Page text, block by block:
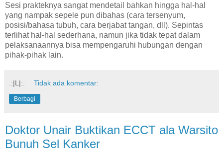
Sesi prakteknya sangat mendetail bahkan hingga hal-hal
yang nampak sepele pun dibahas (cara tersenyum,
posisi/bahasa tubuh, cara berjabat tangan, dll). Sepintas
terlihat hal-hal sederhana, namun jika tidak tepat dalam
pelaksanaannya bisa mempengaruhi hubungan dengan
pihak-pihak lain.
.:|L|:. Tidak ada komentar:
Berbagi
Doktor Unair Buktikan ECCT ala Warsito
Bunuh Sel Kanker